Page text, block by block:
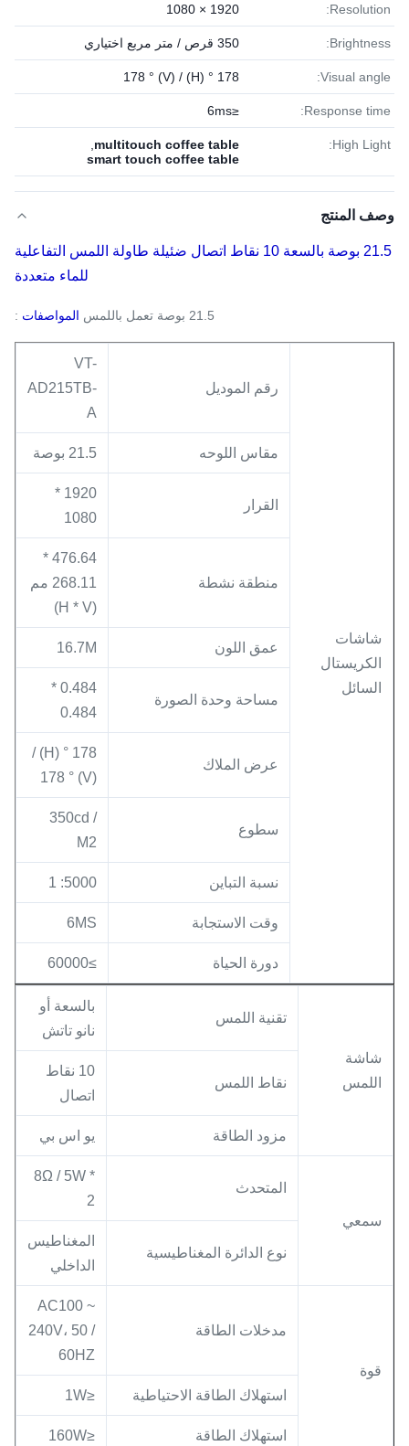
Resolution:
1920 × 1080
Brightness: 350 قرص / متر مربع اختياري
Visual angle:
178 ° (H) / 178 ° (V)
Response time:
≤6ms
High Light:
multitouch coffee table
smart touch coffee table
وصف المنتج
21.5 بوصة بالسعة 10 نقاط اتصال ضئيلة طاولة اللمس التفاعلية
للماء متعددة
21.5 بوصة تعمل باللمس المواصفات :
شاشات
الكريستال
السائل
رقم الموديل
VT-
AD215TB-
A
مقاس اللوحه 21.5 بوصة
القرار
1920 *
1080
منطقة نشطة
476.64 *
268.11 مم
(H * V)
عمق اللون 16.7M
مساحة وحدة الصورة
0.484 *
0.484
عرض الملاك
178 ° (H) /
178 ° (V)
سطوع
350cd /
M2
نسبة التباين 5000: 1
وقت الاستجابة 6MS
دورة الحياة ≥60000
شاشة
اللمس
تقنية اللمس
بالسعة أو
نانو تاتش
نقاط اللمس
10 نقاط
اتصال
مزود الطاقة يو اس بي
سمعي
المتحدث
8Ω / 5W *
2
نوع الدائرة المغناطيسية
المغناطيس
الداخلي
قوة
مدخلات الطاقة
AC100 ~
240V، 50 /
60HZ
استهلاك الطاقة الاحتياطية ≤1W
استهلاك الطاقة ≤160W